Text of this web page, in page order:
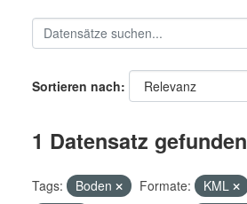
Sortieren nach
1 Datensatz gefunden
Tags: Boden Formate: KML